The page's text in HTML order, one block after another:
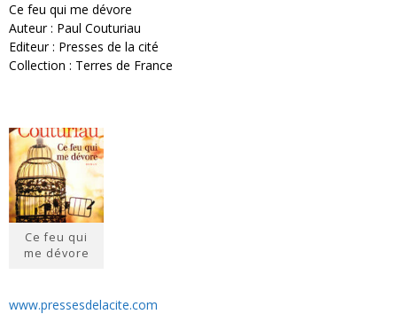
Ce feu qui me dévore
Auteur : Paul Couturiau
Editeur : Presses de la cité
Collection : Terres de France
Ce feu qui
me dévore
www.pressesdelacite.com